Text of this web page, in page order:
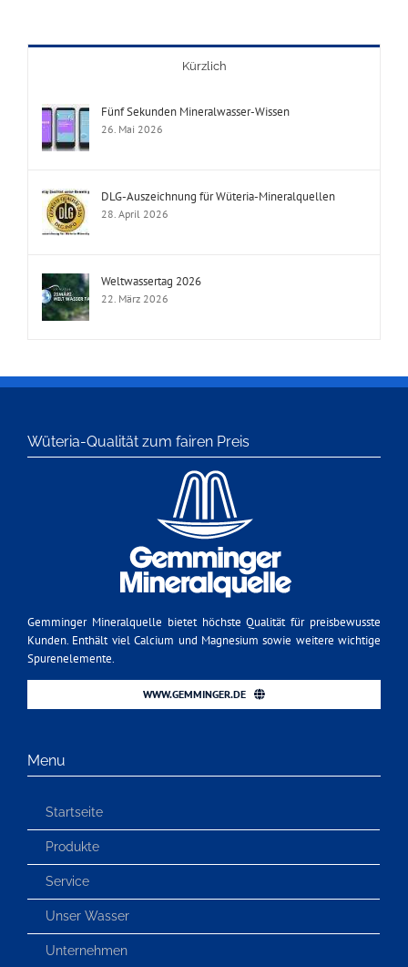
Kürzlich
Fünf Sekunden Mineralwasser-Wissen
26. Mai 2026
DLG-Auszeichnung für Wüteria-Mineralquellen
28. April 2026
Weltwassertag 2026
22. März 2026
Wüteria-Qualität zum fairen Preis
Gemminger Mineralquelle bietet höchste Qualität für preisbewusste
Kunden. Enthält viel Calcium und Magnesium sowie weitere wichtige
Spurenelemente.
WWW.GEMMINGER.DE
Menu
Startseite
Produkte
Service
Unser Wasser
Unternehmen